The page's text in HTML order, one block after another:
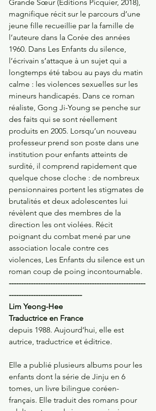
Grande Sœur (Éditions Picquier, 2018),
magnifique récit sur le parcours d’une
jeune fille recueillie par la famille de
l’auteure dans la Corée des années
1960. Dans Les Enfants du silence,
l’écrivain s’attaque à un sujet qui a
longtemps été tabou au pays du matin
calme : les violences sexuelles sur les
mineurs handicapés. Dans ce roman
réaliste, Gong Ji-Young se penche sur
des faits qui se sont réellement
produits en 2005. Lorsqu’un nouveau
professeur prend son poste dans une
institution pour enfants atteints de
surdité, il comprend rapidement que
quelque chose cloche : de nombreux
pensionnaires portent les stigmates de
brutalités et deux adolescentes lui
révèlent que des membres de la
direction les ont violées. Récit
poignant du combat mené par une
association locale contre ces
violences, Les Enfants du silence est un
roman coup de poing incontournable.
--------------------------------------------------------
------------------------------
Lim Yeong-Hee
Traductrice en France
depuis 1988. Aujourd’hui, elle est
autrice, traductrice et éditrice.
Elle a publié plusieurs albums pour les
enfants dont la série de Jinju en 6
tomes, un livre bilingue coréen-
français. Elle traduit des romans pour